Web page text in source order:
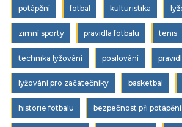
potápění fotbal kulturistika
zimní sporty pravidla fotbalu tenis
technika lyžování posilování
lyžování pro začátečníky basketbal
historie fotbalu bezpečnost při potápění